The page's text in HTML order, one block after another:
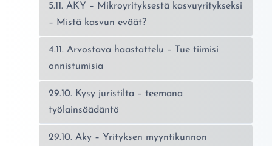
5.11. AKY – Mikroyrityksestä kasvuyritykseksi
– Mistä kasvun eväät?
4.11. Arvostava haastattelu – Tue tiimisi
onnistumisia
29.10. Kysy juristilta – teemana
työlainsäädäntö
29.10. Aky – Yrityksen myyntikunnon